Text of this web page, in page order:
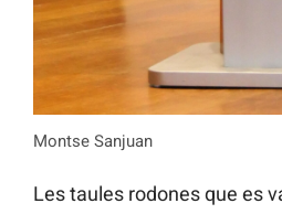
Montse Sanjuan
Les taules rodones que es